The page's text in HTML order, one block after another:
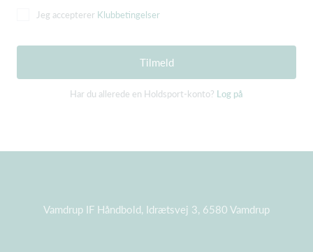
Jeg accepterer Klubbetingelser
Tilmeld
Har du allerede en Holdsport-konto? Log på
Vamdrup IF Håndbold, Idrætsvej 3, 6580 Vamdrup